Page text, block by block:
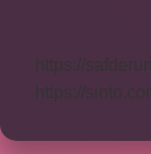
https://
https://